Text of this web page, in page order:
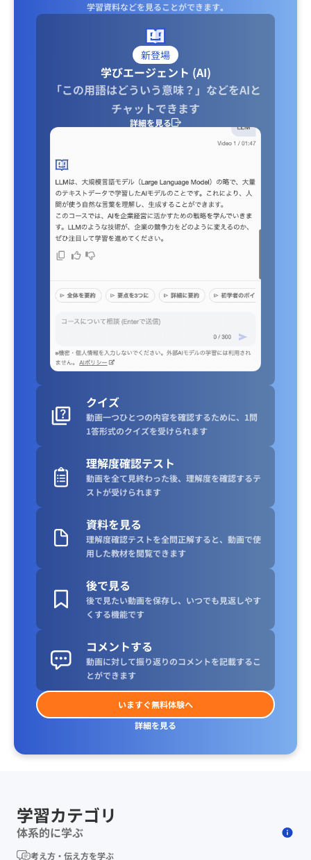
学習資料などを見ることができます｡
新登場
学びエージェント (AI)
「この用語はどういう意味？」などをAIと
チャットできます
詳細を見る
クイズ
動画一つひとつの内容を確認するために、1問
1答形式のクイズを受けられます
理解度確認テスト
動画を全て見終わった後、理解度を確認するテ
ストが受けられます
資料を見る
理解度確認テストを全問正解すると、動画で使
用した教材を閲覧できます
後で見る
後で見たい動画を保存し、いつでも見返しやす
くする機能です
コメントする
動画に対して振り返りのコメントを記載するこ
とができます
いますぐ無料体験へ
詳細を見る
学習カテゴリ
体系的に学ぶ
考え方・伝え方を学ぶ